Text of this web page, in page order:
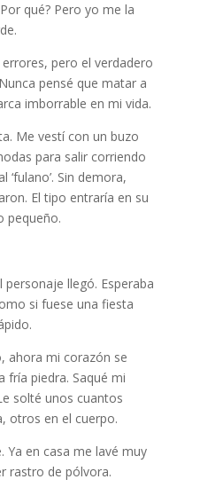
qué? Pero yo me la
pero el verdadero
pensé que matar a
imborrable en mi vida.
Me vestí con un buzo
para salir corriendo
Sin demora,
El tipo entraría en su
pequeño.
llegó. Esperaba
si fuese una fiesta
ahora mi corazón se
fría piedra. Saqué mi
solté unos cuantos
otros en el cuerpo.
Ya en casa me lavé muy
rastro de pólvora.